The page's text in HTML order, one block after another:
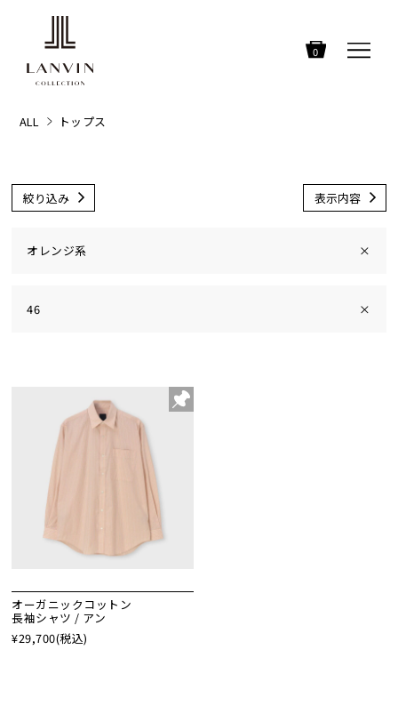
0
ALL トップス
絞り込み 表示内容
オレンジ系 ×
46 ×
オーガニックコットン
長袖シャツ / アン
¥29,700(税込)